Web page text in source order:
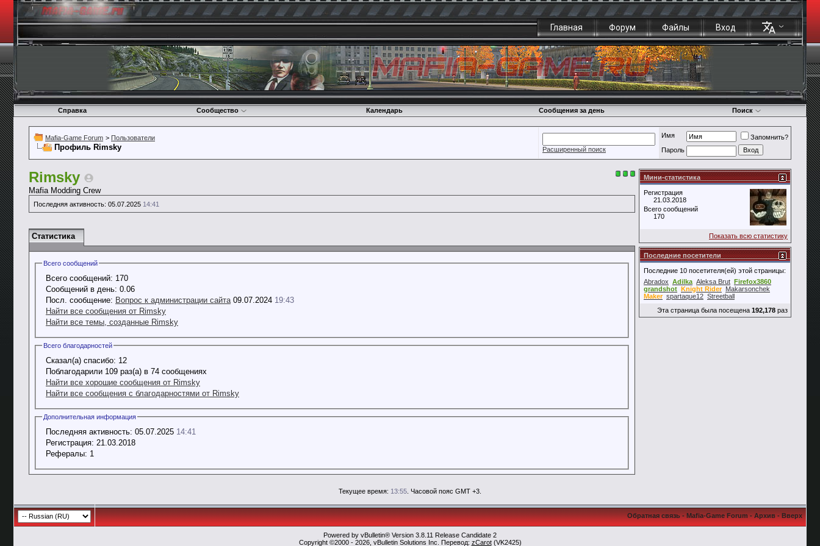
Главная Форум Файлы Вход
Справка Сообщество Календарь Сообщения за день Поиск
Mafia-Game Forum > Пользователи
Профиль Rimsky Расширенный поиск
Имя
Запомнить?
Пароль
Rimsky
Mafia Modding Crew
Последняя активность: 05.07.2025 14:41
Статистика
Всего сообщений
Всего сообщений: 170
Сообщений в день: 0.06
Посл. сообщение: Вопрос к администрации сайта 09.07.2024 19:43
Найти все сообщения от Rimsky
Найти все темы, созданные Rimsky
Всего благодарностей
Сказал(а) спасибо: 12
Поблагодарили 109 раз(а) в 74 сообщениях
Найти все хорошие сообщения от Rimsky
Найти все сообщения с благодарностями от Rimsky
Дополнительная информация
Последняя активность: 05.07.2025 14:41
Регистрация: 21.03.2018
Рефералы: 1
Мини-статистика
Регистрация
21.03.2018
Всего сообщений
170
Показать всю статистику
Последние посетители
Последние 10 посетителя(ей) этой страницы:
Abradox Adilka Aleksa Brut Firefox3860
grandshot Knight Rider Makarsonchek
Maker spartaque12 Streetball
Эта страница была посещена 192,178 раз
Текущее время: 13:55 . Часовой пояс GMT +3.
Обратная связь-Mafia-Game Forum-Архив-Вверх
Powered by vBulletin® Version 3.8.11 Release Candidate 2
Copyright ©2000 - 2026, vBulletin Solutions Inc. Перевод: zCarot(VK2425)